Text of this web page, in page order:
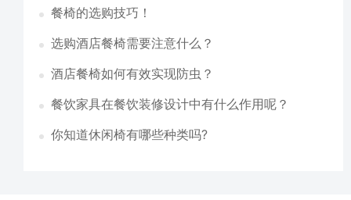
餐椅的选购技巧！
选购酒店餐椅需要注意什么？
酒店餐椅如何有效实现防虫？
餐饮家具在餐饮装修设计中有什么作用呢？
你知道休闲椅有哪些种类吗?